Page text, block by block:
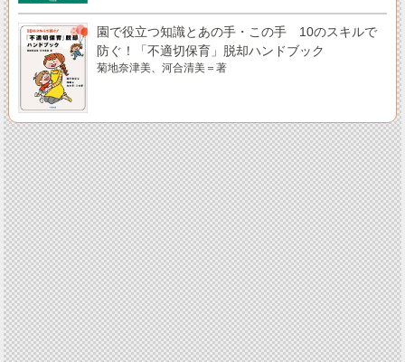
園で役立つ知識とあの手・この手 10のスキルで
防ぐ！「不適切保育」脱却ハンドブック
菊地奈津美、河合清美＝著